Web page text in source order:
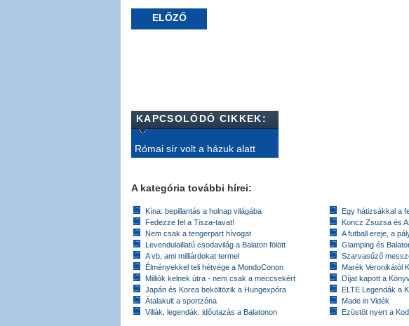
ELŐZŐ
KAPCSOLÓDÓ CIKKEK:
Római sír volt a házuk alatt
A kategória további hírei:
Kína: bepillantás a holnap világába
Fedezze fel a Tisza-tavat!
Nem csak a tengerpart hívogat
Levendulaillatú csodavilág a Balaton fölött
A vb, ami milliárdokat termel
Élményekkel teli hétvége a MondoConon
Milliók kelnek útra - nem csak a meccsekért
Japán és Korea beköltözik a Hungexpóra
Átalakult a sportzóna
Villák, legendák: időutazás a Balatonon
Egy hátizsákkal a
Koncz Zsuzsa és
A futball ereje, a
Glamping és
Szarvasűző
Marék Veronikától
Díjat kapott a
ELTE Legendák a
Made in Vidék
Ezüstöt nyert a